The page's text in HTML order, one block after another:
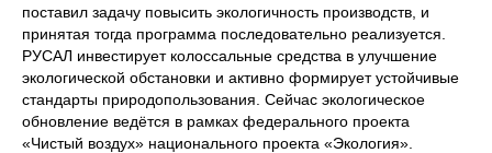
поставил задачу повысить экологичность производств, и
принятая тогда программа последовательно реализуется.
РУСАЛ инвестирует колоссальные средства в улучшение
экологической обстановки и активно формирует устойчивые
стандарты природопользования. Сейчас экологическое
обновление ведётся в рамках федерального проекта
«Чистый воздух» национального проекта «Экология».